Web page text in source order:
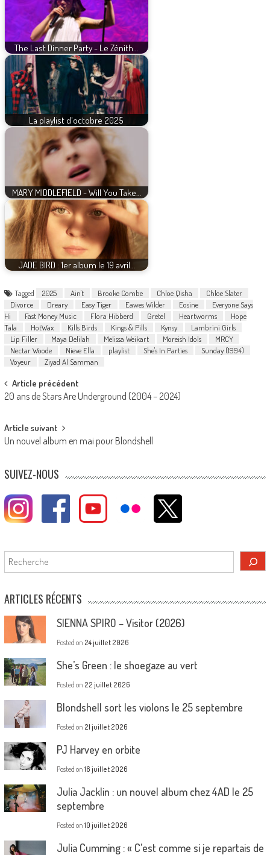
The Last Dinner Party - Le Zénith…
La playlist d'octobre 2025
MARY MIDDLEFIELD - Will You Take…
JADE BIRD : 1er album le 19 avril…
Tagged 2025 Ain't Brooke Combe Chloe Qisha
Chloe Slater
Divorce
Dreary Easy Tiger Eawes Wilder Eosine
Everyone Says
Hi
Fast Money Music Flora Hibberd Gretel Heartworms
Hope
Tala
HotWax Kills Birds Kings & Pills Kynsy
Lambrini Girls
Lip Filler
Maya Delilah Melissa Weikart Moreish Idols
MRCY
Nectar Woode
Nieve Ella playlist She's In Parties
Sunday (1994)
Voyeur
Ziyad Al Samman
Post
navigation
Article précédent
20 ans de Stars Are Underground (2004 – 2024)
Article suivant
Un nouvel album en mai pour Blondshell
SUIVEZ-NOUS
Rechercher
ARTICLES RÉCENTS
SIENNA SPIRO – Visitor (2026)
Posted on 24 juillet 2026
She’s Green : le shoegaze au vert
Posted on 22 juillet 2026
Blondshell sort les violons le 25 septembre
Posted on 21 juillet 2026
PJ Harvey en orbite
Posted on 16 juillet 2026
Julia Jacklin : un nouvel album chez 4AD le 25
septembre
Posted on 10 juillet 2026
Julia Cumming : « C’est comme si je repartais de